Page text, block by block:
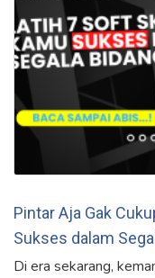
Pintar Aja Gak
Sukses dalam
Di era sekarang,